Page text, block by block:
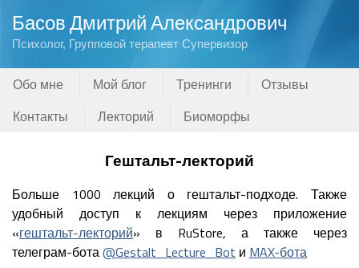
Басов Дмитрий Александрович
Психолог, Групповой терапевт Супервизор
Обо мне Мой блог Тренинги
Отзывы
Контакты
Лекторий Биоморфы
Гештальт-лекторий
Больше 1000 лекций о гештальт-подходе. Также
удобный доступ к лекциям через приложение
«гештальт-лекторий» в RuStore, а также через
телеграм-бота@Gestalt_Lecture_Bot и MAX-бота